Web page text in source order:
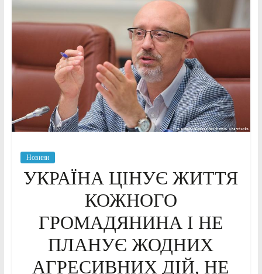
Новини
УКРАЇНА ЦІНУЄ ЖИТТЯ
КОЖНОГО
ГРОМАДЯНИНА І НЕ
ПЛАНУЄ ЖОДНИХ
АГРЕСИВНИХ ДІЙ, НЕ